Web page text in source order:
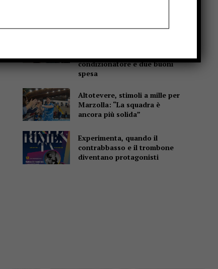
condizionatore e due buoni
spesa
Altotevere, stimoli a mille per
Marzolla: “La squadra è
ancora più solida”
Experimenta, quando il
contrabbasso e il trombone
diventano protagonisti